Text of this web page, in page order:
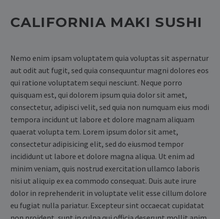
CALIFORNIA MAKI SUSHI
Nemo enim ipsam voluptatem quia voluptas sit aspernatur
aut odit aut fugit, sed quia consequuntur magni dolores eos
qui ratione voluptatem sequi nesciunt. Neque porro
quisquam est, qui dolorem ipsum quia dolor sit amet,
consectetur, adipisci velit, sed quia non numquam eius modi
tempora incidunt ut labore et dolore magnam aliquam
quaerat volupta tem. Lorem ipsum dolor sit amet,
consectetur adipisicing elit, sed do eiusmod tempor
incididunt ut labore et dolore magna aliqua. Ut enim ad
minim veniam, quis nostrud exercitation ullamco laboris
nisi ut aliquip ex ea commodo consequat. Duis aute irure
dolor in reprehenderit in voluptate velit esse cillum dolore
eu fugiat nulla pariatur. Excepteur sint occaecat cupidatat